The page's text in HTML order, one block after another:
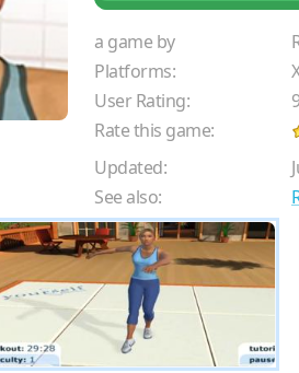
a game by
Platforms:
User Rating:
Rate this game:
Updated:
See also: